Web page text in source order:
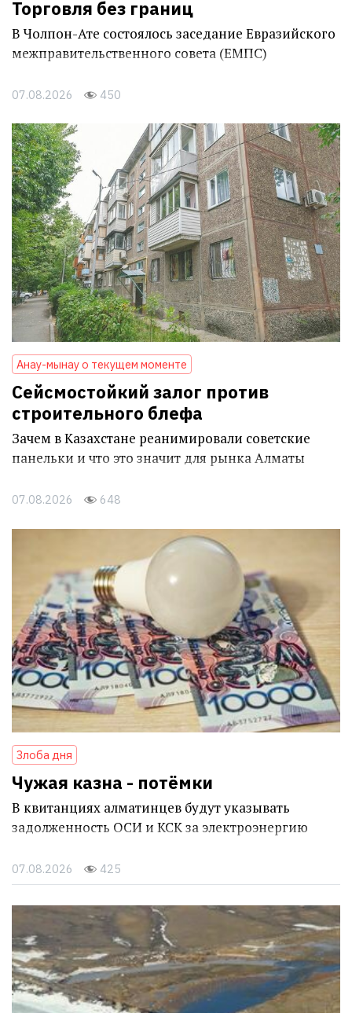
Торговля без границ
В Чолпон-Ате состоялось заседание Евразийского
межправительственного совета (ЕМПС)
07.08.2026 450
Анау-мынау о текущем моменте
Сейсмостойкий залог против
строительного блефа
Зачем в Казахстане реанимировали советские
панельки и что это значит для рынка Алматы
07.08.2026 648
Злоба дня
Чужая казна - потёмки
В квитанциях алматинцев будут указывать
задолженность ОСИ и КСК за электроэнергию
07.08.2026 425